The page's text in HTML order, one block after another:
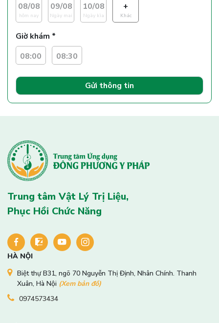
08/08
hôm nay
09/08
Ngày mai
10/08
Ngày kìa
+
Khác
Giờ khám *
08:00
08:30
Gửi thông tin
Trung tâm Vật Lý Trị Liệu,
Phục Hồi Chức Năng
HÀ NỘI
Biệt thự B31, ngõ 70 Nguyễn Thị Định, Nhân Chính. Thanh
Xuân, Hà Nội (Xem bản đồ)
0974573434